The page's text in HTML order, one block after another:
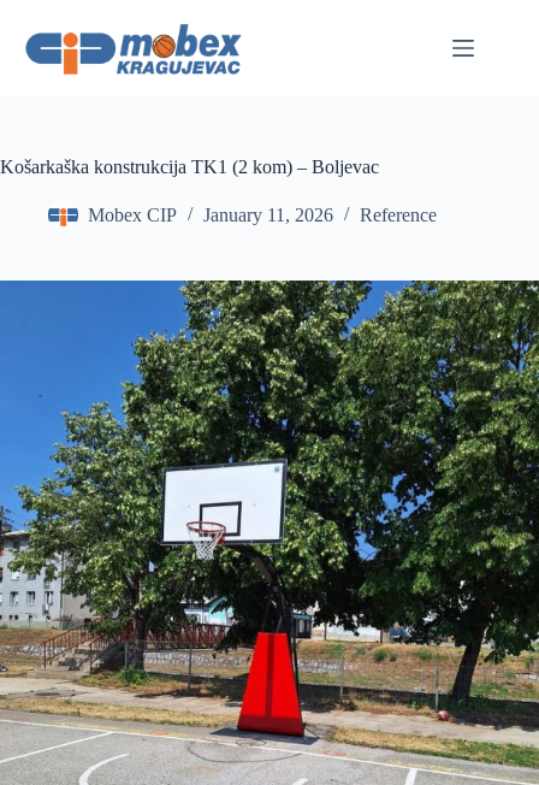
content
Košarkaška konstrukcija TK1 (2 kom) – Boljevac
Mobex CIP January 11, 2026 Reference